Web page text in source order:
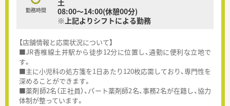
勤務時間
08:00～14:00(休憩00分)
※上記よりシフトによる勤務
【店舗情報と応需状況について】
■JR香椎線土井駅から徒歩12分に位置し、通勤に便利な立地で
す。
■主に小児科の処方箋を1日あたり120枚応需しており、専門性を
深めることができます。
■薬剤師2名（正社員）、パート薬剤師2名、事務2名が在籍し、協力
体制が整っています。